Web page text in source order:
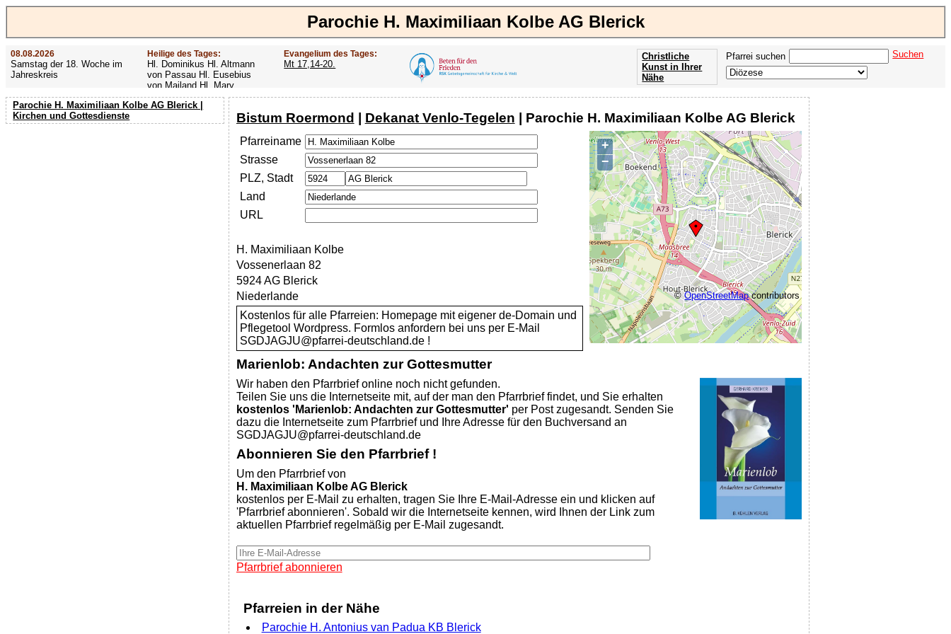
Parochie H. Maximiliaan Kolbe AG Blerick
08.08.2026
Samstag der 18. Woche im
Jahreskreis
Heilige des Tages:
Hl. Dominikus Hl. Altmann
von Passau Hl. Eusebius
von Mailand Hl. Mary
MacKillop Hl. Cyriakus Hl.
Hildiger Vierzehn heilige
Nothelfer Hl. Famian Hl.
Evangelium des Tages:
Mt 17,14-20.
Pfarrei suchen Suchen
Christliche
Kunst in Ihrer
Nähe
Parochie H. Maximiliaan Kolbe AG Blerick |
Kirchen und Gottesdienste
Bistum Roermond | Dekanat Venlo-Tegelen | Parochie H. Maximiliaan Kolbe AG Blerick
+
−
©OpenStreetMapcontributors
Pfarreiname
Strasse
PLZ, Stadt
Land
URL
H. Maximiliaan Kolbe
Vossenerlaan 82
5924 AG Blerick
Niederlande
Kostenlos für alle Pfarreien: Homepage mit eigener de-Domain und
Pflegetool Wordpress. Formlos anfordern bei uns per E-Mail
SGDJAGJU@pfarrei-deutschland.de !
Marienlob: Andachten zur Gottesmutter
Wir haben den Pfarrbrief online noch nicht gefunden.
Teilen Sie uns die Internetseite mit, auf der man den Pfarrbrief findet, und Sie erhalten
kostenlos 'Marienlob: Andachten zur Gottesmutter' per Post zugesandt. Senden Sie
dazu die Internetseite zum Pfarrbrief und Ihre Adresse für den Buchversand an
SGDJAGJU@pfarrei-deutschland.de
Abonnieren Sie den Pfarrbrief !
Um den Pfarrbrief von
H. Maximiliaan Kolbe AG Blerick
kostenlos per E-Mail zu erhalten, tragen Sie Ihre E-Mail-Adresse ein und klicken auf
'Pfarrbrief abonnieren'. Sobald wir die Internetseite kennen, wird Ihnen der Link zum
aktuellen Pfarrbrief regelmäßig per E-Mail zugesandt.
Pfarrbrief abonnieren
Pfarreien in der Nähe
Parochie H. Antonius van Padua KB Blerick